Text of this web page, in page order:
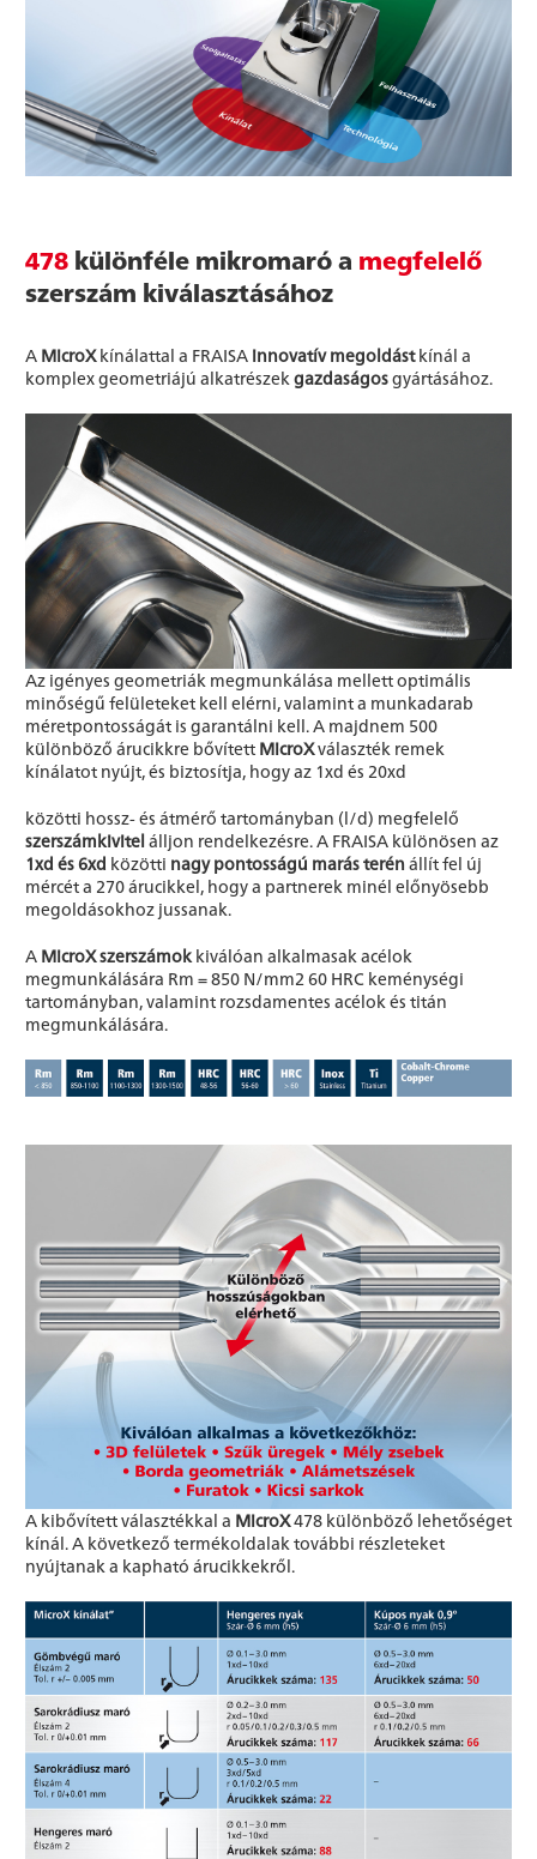
478 különféle mikromaró a megfelelő
szerszám kiválasztásához
A MicroXkínálattal a FRAISA innovatív megoldástkínál a
komplex geometriájú alkatrészekgazdaságosgyártásához.
Az igényes geometriák megmunkálása mellett optimális
minőségű felületeket kell elérni, valamint a munkadarab
méretpontosságát is garantálni kell. A majdnem 500
különböző árucikkre bővített MicroXválaszték remek
kínálatot nyújt, és biztosítja, hogy az 1xd és 20xd
közötti hossz- és átmérő tartományban (l/d) megfelelő
szerszámkivitelálljon rendelkezésre. A FRAISA különösen az
1xd és 6xd közötti nagy pontosságú marás terén állít fel új
mércét a 270 árucikkel, hogy a partnerek minél előnyösebb
megoldásokhoz jussanak.
A MicroX szerszámokkiválóan alkalmasak acélok
megmunkálására Rm = 850 N/mm2 60 HRC keménységi
tartományban, valamint rozsdamentes acélok és titán
megmunkálására.
A kibővített választékkal a MicroX478 különböző lehetőséget
kínál. A következő termékoldalak további részleteket
nyújtanak a kapható árucikkekről.